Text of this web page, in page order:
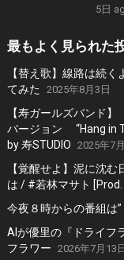
5日
最もよく見られた
【替え歌】線路は続
てみた
2025年8月3日
【寿ガールズバンド
バージョン “Hang in
by 寿STUDIO 2025年7
【覚醒せよ】泥に沈
は / #若林マサト [Prod.
今夜８時からの番組は”
AIが優里の『ドライフ
フラワー 2026年7月13日